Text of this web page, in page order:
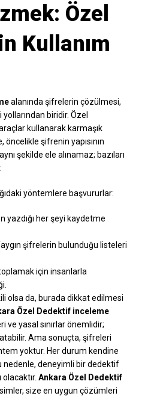
Özel
Kullanım
alanında şifrelerin çözülmesi,
biridir. Özel
kullanarak karmaşık
şifrenin yapısının
şekilde ele alınamaz; bazıları
yöntemlere başvururlar:
yazdığı her şeyi kaydetme
şifrelerin bulunduğu listeleri
için insanlarla
olsa da, burada dikkat edilmesi
Özel Dedektif inceleme
yasal sınırlar önemlidir;
Ama sonuçta, şifreleri
yoktur. Her durum kendine
nedenle, deneyimli bir dedektif
olacaktır.Ankara Özel Dedektif
size en uygun çözümleri